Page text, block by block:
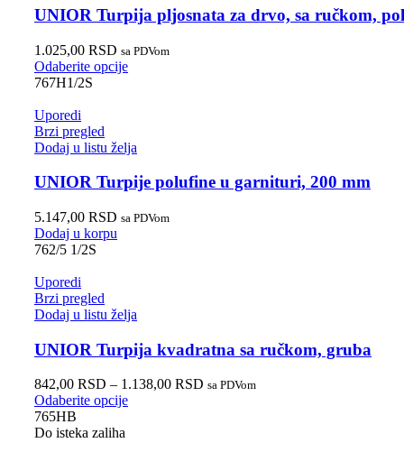
UNIOR Turpija pljosnata za drvo, sa ručkom,
1.025,00 RSD sa PDVom
Odaberite opcije
767H1/2S
Uporedi
Brzi pregled
Dodaj u listu želja
UNIOR Turpije polufine u garnituri, 200 mm
5.147,00 RSD sa PDVom
Dodaj u korpu
762/5 1/2S
Uporedi
Brzi pregled
Dodaj u listu želja
UNIOR Turpija kvadratna sa ručkom, gruba
842,00 RSD – 1.138,00 RSD sa PDVom
Odaberite opcije
765HB
Do isteka zaliha